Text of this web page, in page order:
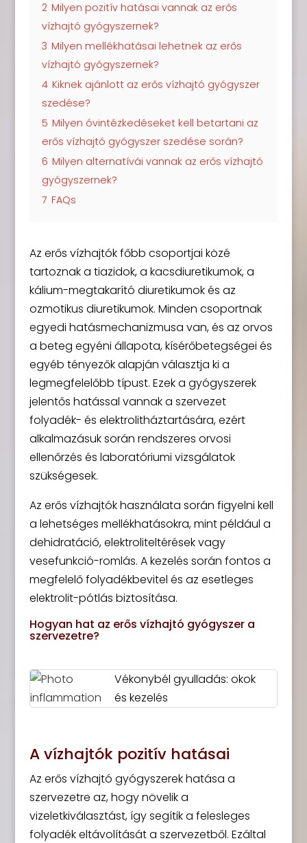
2 Milyen pozitív hatásai vannak az erős
vízhajtó gyógyszernek?
3 Milyen mellékhatásai lehetnek az erős
vízhajtó gyógyszernek?
4 Kiknek ajánlott az erős vízhajtó gyógyszer
szedése?
5 Milyen óvintézkedéseket kell betartani az
erős vízhajtó gyógyszer szedése során?
6 Milyen alternatívái vannak az erős vízhajtó
gyógyszernek?
7 FAQs
Az erős vízhajtók főbb csoportjai közé
tartoznak a tiazidok, a kacsdiuretikumok, a
kálium-megtakarító diuretikumok és az
ozmotikus diuretikumok. Minden csoportnak
egyedi hatásmechanizmusa van, és az orvos
a beteg egyéni állapota, kísérőbetegségei és
egyéb tényezők alapján választja ki a
legmegfelelőbb típust. Ezek a gyógyszerek
jelentős hatással vannak a szervezet
folyadék- és elektrolitháztartására, ezért
alkalmazásuk során rendszeres orvosi
ellenőrzés és laboratóriumi vizsgálatok
szükségesek.
Az erős vízhajtók használata során figyelni kell
a lehetséges mellékhatásokra, mint például a
dehidratáció, elektroliteltérések vagy
vesefunkció-romlás. A kezelés során fontos a
megfelelő folyadékbevitel és az esetleges
elektrolit-pótlás biztosítása.
Hogyan hat az erős vízhajtó gyógyszer a
szervezetre?
Vékonybél gyulladás: okok
és kezelés
A vízhajtók pozitív hatásai
Az erős vízhajtó gyógyszerek hatása a
szervezetre az, hogy növelik a
vizeletkiválasztást, így segítik a felesleges
folyadék eltávolítását a szervezetből. Ezáltal